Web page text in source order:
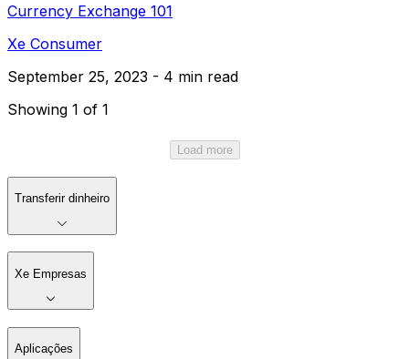
Currency Exchange 101
Xe Consumer
September 25, 2023 - 4 min read
Showing 1 of 1
Load more
Transferir dinheiro
Xe Empresas
Aplicações